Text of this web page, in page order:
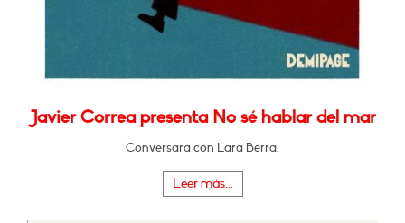
Javier Correa presenta No sé hablar del mar
Conversará con Lara Berra.
Leer más...